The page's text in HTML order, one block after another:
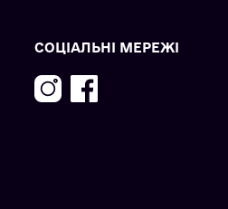
СОЦІАЛЬНІ МЕРЕЖІ